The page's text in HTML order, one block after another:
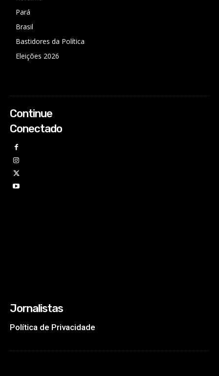
Pará
Brasil
Bastidores da Política
Eleições 2026
Continue
Conectado
Jornalistas
Política de Privacidade